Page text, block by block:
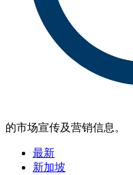
的市场宣传及营销信息。
最新
新加坡